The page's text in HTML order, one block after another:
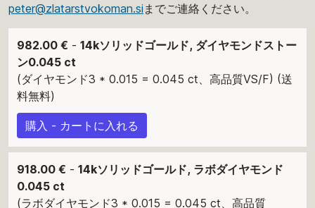
peter@zlatarstvokoman.si までご連絡ください。
982.00 € - 14kソリッドゴールド, ダイヤモンドストー
ン0.045 ct
(ダイヤモンド3 * 0.015 = 0.045 ct、高品質VS/F) (送
料無料)
購入 - カートに入れる
918.00 € - 14kソリッドゴールド, ラボダイヤモンド
0.045 ct
(ラボダイヤモンド3 * 0.015 = 0.045 ct、高品質